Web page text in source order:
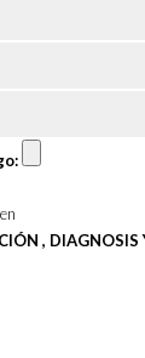
, DIAGNOSIS